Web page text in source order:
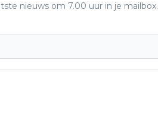
nieuws om 7.00 uur in je mailbox.